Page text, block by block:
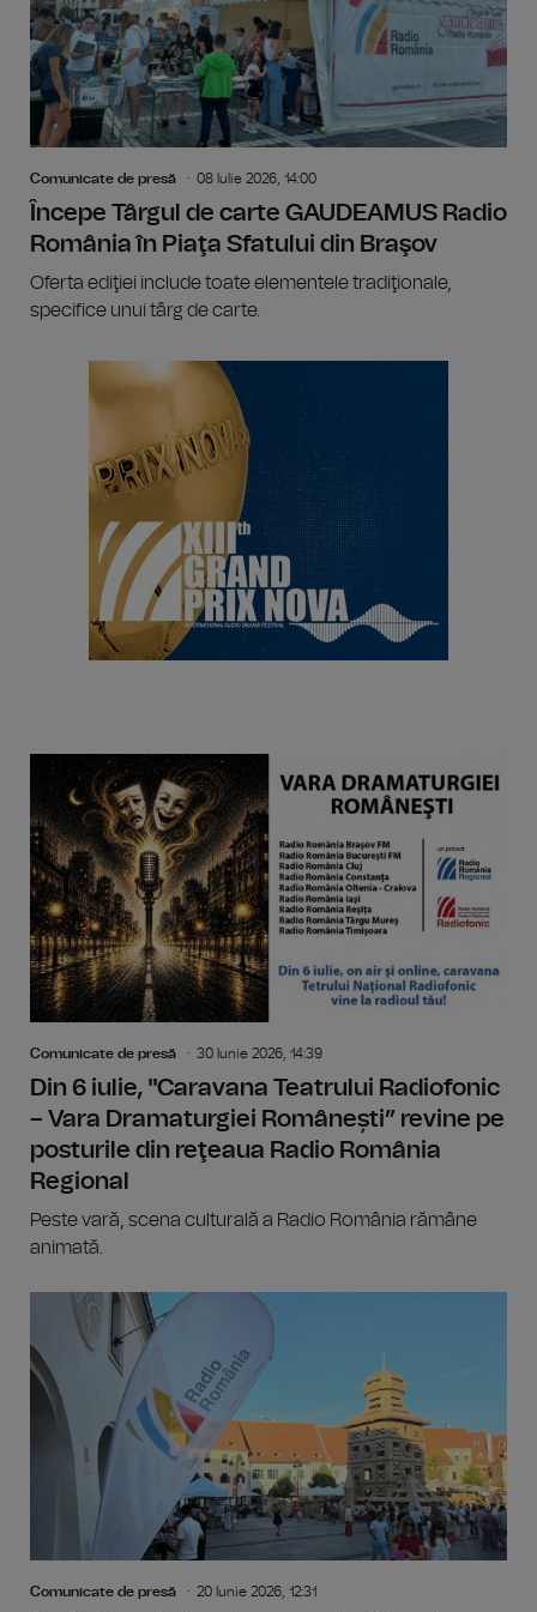
Comunicate de presă 08 Iulie 2026, 14:00
Începe Târgul de carte GAUDEAMUS Radio
România în Piaţa Sfatului din Braşov
Oferta ediţiei include toate elementele tradiţionale,
specifice unui târg de carte.
Comunicate de presă 30 Iunie 2026, 14:39
Din 6 iulie, "Caravana Teatrului Radiofonic
– Vara Dramaturgiei Românești” revine pe
posturile din reţeaua Radio România
Regional
Peste vară, scena culturală a Radio România rămâne
animată.
Comunicate de presă 20 Iunie 2026, 12:31